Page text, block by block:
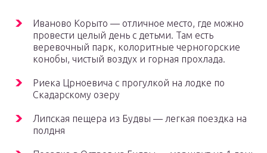
Иваново Корыто — отличное место, где можно
провести целый день с детьми. Там есть
веревочный парк, колоритные черногорские
конобы, чистый воздух и горная прохлада.
Риека Црноевича с прогулкой на лодке по
Скадарскому озеру
Липская пещера из Будвы — легкая поездка на
полдня